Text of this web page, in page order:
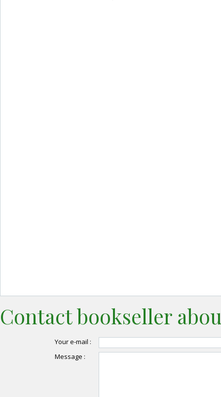
Contact bookseller
Your e-mail :
Message :